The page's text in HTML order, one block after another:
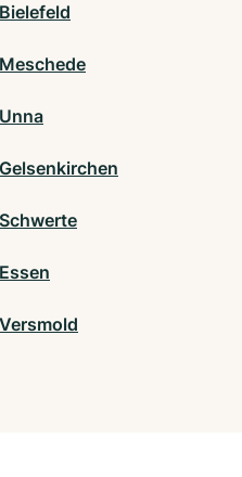
Bielefeld
Meschede
Unna
Gelsenkirchen
Schwerte
Essen
Versmold